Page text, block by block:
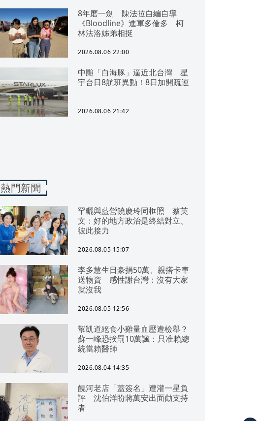
8年磨一劍 陳法拉自編自導
《Bloodline》進軍多倫多 柯
林法洛姊弟相挺
2026.08.06 22:00
中颱「白海豚」逼近北台灣 星
宇台日8航班異動！8日加開疏運
2026.08.06 21:42
熱門新聞
罕曬與藍營饒慶玲同框照 蔡英
文：好的地方政治是終結對立、
彼此接力
2026.08.05 15:07
李多慧生日豪捐50萬、親搭卡車
送物資 感性謝台灣：沒有大家
就沒我
2026.08.05 12:56
幫凱道絕食小雞量血壓遭檢舉？
蘇一峰恐挨罰10萬諷：只准賴總
統當賴醫師
2026.08.04 14:35
饒河老店「蓋簽名」遭灌一星負
評 沈伯洋盼蔣萬安出面勸支持
者